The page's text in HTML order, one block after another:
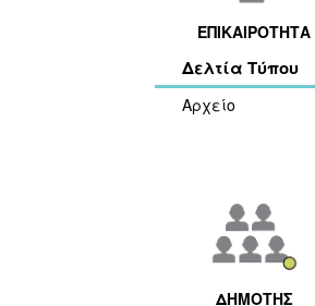
ΕΠΙΚΑΙΡΟΤΗΤΑ
Δελτία Τύπου
Αρχείο
ΔΗΜΟΤΗΣ